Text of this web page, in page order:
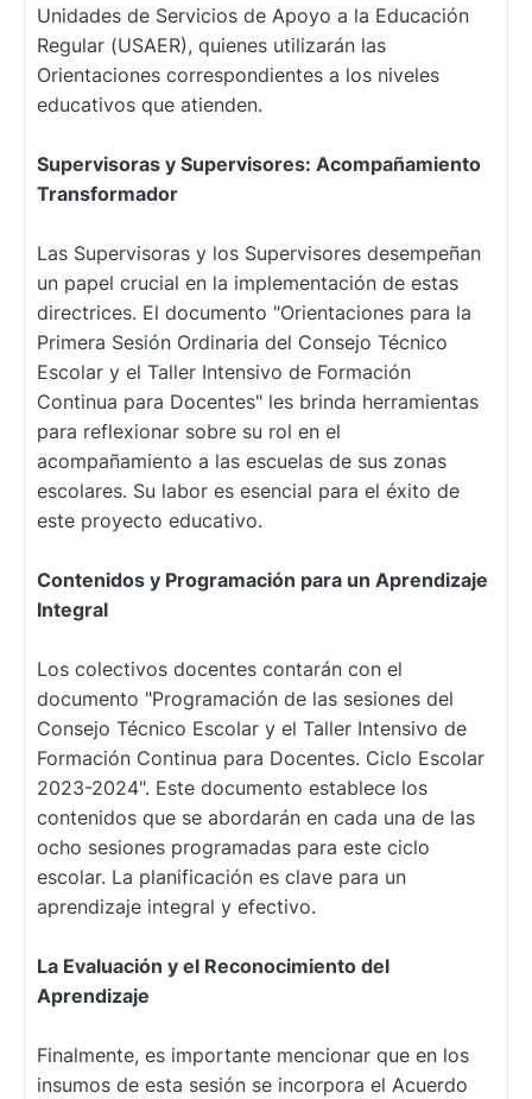
Unidades de Servicios de Apoyo a la Educación
Regular (USAER), quienes utilizarán las
Orientaciones correspondientes a los niveles
educativos que atienden.
Supervisoras y Supervisores: Acompañamiento
Transformador
Las Supervisoras y los Supervisores desempeñan
un papel crucial en la implementación de estas
directrices. El documento "Orientaciones para la
Primera Sesión Ordinaria del Consejo Técnico
Escolar y el Taller Intensivo de Formación
Continua para Docentes" les brinda herramientas
para reflexionar sobre su rol en el
acompañamiento a las escuelas de sus zonas
escolares. Su labor es esencial para el éxito de
este proyecto educativo.
Contenidos y Programación para un Aprendizaje
Integral
Los colectivos docentes contarán con el
documento "Programación de las sesiones del
Consejo Técnico Escolar y el Taller Intensivo de
Formación Continua para Docentes. Ciclo Escolar
2023-2024". Este documento establece los
contenidos que se abordarán en cada una de las
ocho sesiones programadas para este ciclo
escolar. La planificación es clave para un
aprendizaje integral y efectivo.
La Evaluación y el Reconocimiento del
Aprendizaje
Finalmente, es importante mencionar que en los
insumos de esta sesión se incorpora el Acuerdo